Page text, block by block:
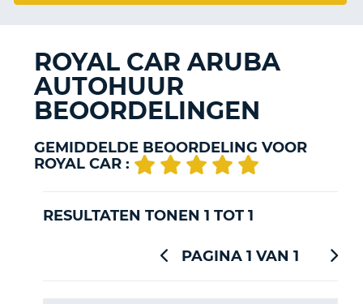
ROYAL CAR ARUBA
AUTOHUUR
BEOORDELINGEN
GEMIDDELDE BEOORDELING VOOR
ROYAL CAR :
RESULTATEN TONEN 1 TOT 1
PAGINA 1 VAN 1